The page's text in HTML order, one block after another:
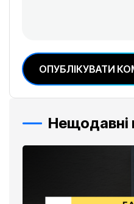
ОПУБЛІКУВАТИ
Нещодавні